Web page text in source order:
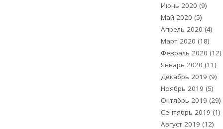
Июнь 2020 (9)
Май 2020 (5)
Апрель 2020 (4)
Март 2020 (18)
Февраль 2020 (12)
Январь 2020 (11)
Декабрь 2019 (9)
Ноябрь 2019 (5)
Октябрь 2019 (29)
Сентябрь 2019 (1)
Август 2019 (12)